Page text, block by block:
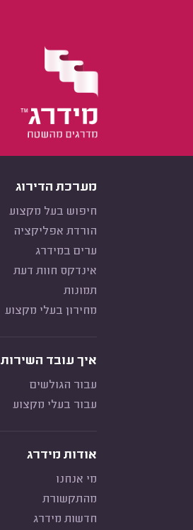
מערכת הדירוג
חיפוש בעל מקצוע
הורדת אפליקציה
ערים במידרג
אינדקס חוות דעת
תמונות
מחירון בעלי מקצוע
איך עובד השירות
עבור הגולשים
עבור בעלי מקצוע
אודות מידרג
מי אנחנו
מהתקשורת
חדשות מידרג